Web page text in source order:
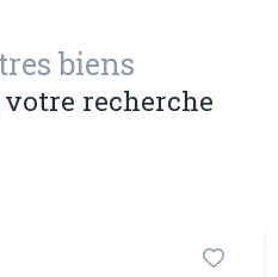
biens
recherche